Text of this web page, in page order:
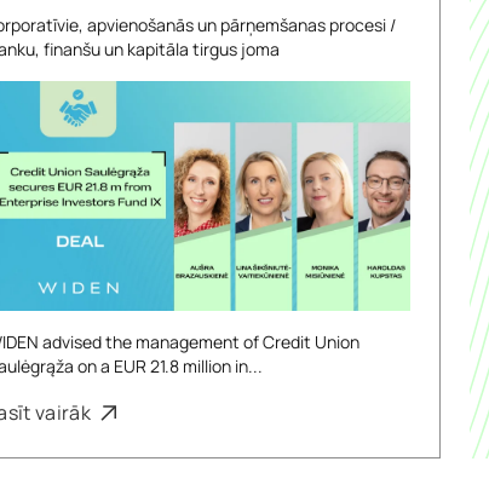
apvienošanās un pārņemšanas procesi /
finanšu un kapitāla tirgus joma
advised the management of Credit Union
on a EUR 21.8 million in...
vairāk